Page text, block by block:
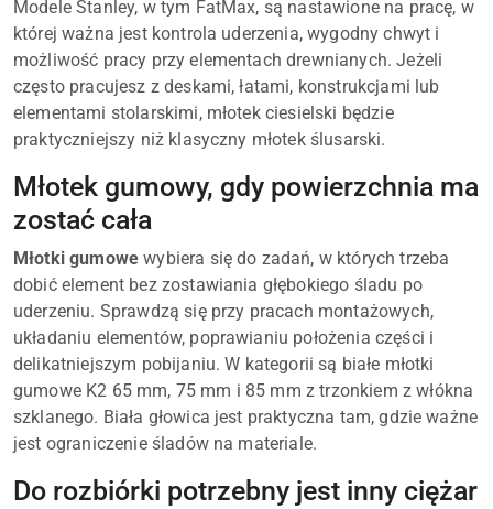
Modele Stanley, w tym FatMax, są nastawione na pracę, w
której ważna jest kontrola uderzenia, wygodny chwyt i
możliwość pracy przy elementach drewnianych. Jeżeli
często pracujesz z deskami, łatami, konstrukcjami lub
elementami stolarskimi, młotek ciesielski będzie
praktyczniejszy niż klasyczny młotek ślusarski.
Młotek gumowy, gdy powierzchnia ma
zostać cała
Młotki gumowe wybiera się do zadań, w których trzeba
dobić element bez zostawiania głębokiego śladu po
uderzeniu. Sprawdzą się przy pracach montażowych,
układaniu elementów, poprawianiu położenia części i
delikatniejszym pobijaniu. W kategorii są białe młotki
gumowe K2 65 mm, 75 mm i 85 mm z trzonkiem z włókna
szklanego. Biała głowica jest praktyczna tam, gdzie ważne
jest ograniczenie śladów na materiale.
Do rozbiórki potrzebny jest inny ciężar